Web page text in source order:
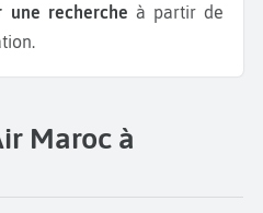
une recherche à partir de
Maroc à